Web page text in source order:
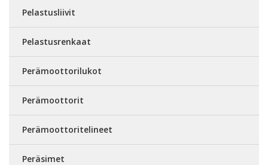
Pelastusliivit
Pelastusrenkaat
Perämoottorilukot
Perämoottorit
Perämoottoritelineet
Peräsimet